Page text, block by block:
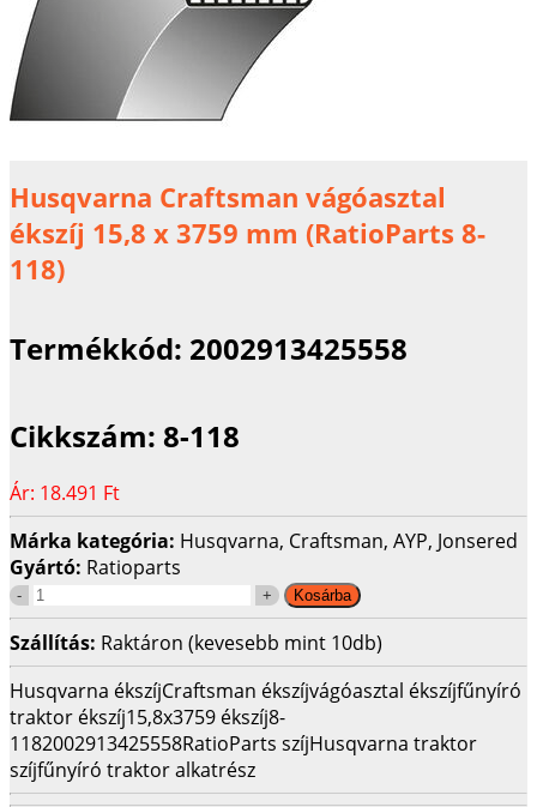
Husqvarna Craftsman vágóasztal
ékszíj 15,8 x 3759 mm (RatioParts 8-
118)
Termékkód: 2002913425558
Cikkszám: 8-118
Ár: 18.491 Ft
Márka kategória: Husqvarna, Craftsman, AYP, Jonsered
Gyártó: Ratioparts
Szállítás: Raktáron (kevesebb mint 10db)
Husqvarna ékszíjCraftsman ékszíjvágóasztal ékszíjfűnyíró
traktor ékszíj15,8x3759 ékszíj8-
1182002913425558RatioParts szíjHusqvarna traktor
szíjfűnyíró traktor alkatrész